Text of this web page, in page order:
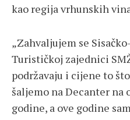
kao regija vrhunskih
„Zahvaljujem se
Turističkoj zajednici
podržavaju i cijene to
šaljemo na Decanter na
godine, a ove godine